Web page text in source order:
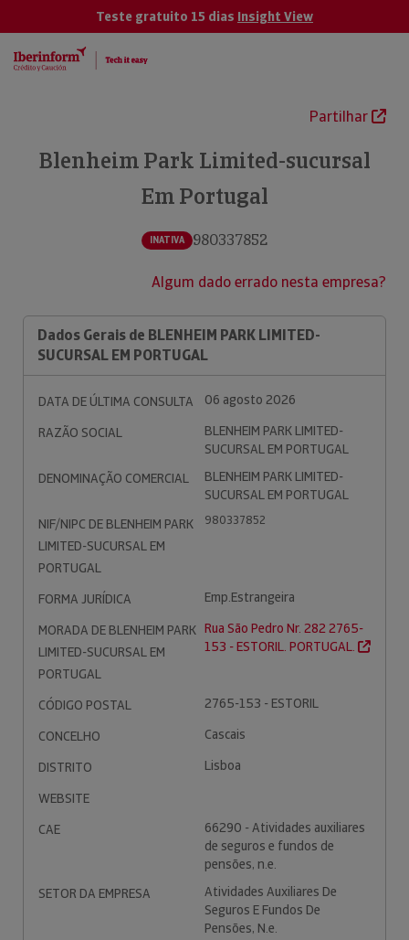
Teste gratuito 15 dias Insight View
Partilhar
Blenheim Park Limited-sucursal
Em Portugal
INATIVA 980337852
Algum dado errado nesta empresa?
Dados Gerais de BLENHEIM PARK LIMITED-
SUCURSAL EM PORTUGAL
DATA DE ÚLTIMA CONSULTA
06 agosto 2026
RAZÃO SOCIAL
BLENHEIM PARK LIMITED-
SUCURSAL EM PORTUGAL
DENOMINAÇÃO COMERCIAL
BLENHEIM PARK LIMITED-
SUCURSAL EM PORTUGAL
NIF/NIPC DE BLENHEIM PARK
LIMITED-SUCURSAL EM
PORTUGAL
980337852
FORMA JURÍDICA
Emp.Estrangeira
MORADA DE BLENHEIM PARK
LIMITED-SUCURSAL EM
PORTUGAL
Rua São Pedro Nr. 282 2765-
153 - ESTORIL. PORTUGAL.
CÓDIGO POSTAL
2765-153 - ESTORIL
CONCELHO
Cascais
DISTRITO
Lisboa
WEBSITE
CAE
66290 - Atividades auxiliares
de seguros e fundos de
pensões, n.e.
SETOR DA EMPRESA
Atividades Auxiliares De
Seguros E Fundos De
Pensões, N.e.